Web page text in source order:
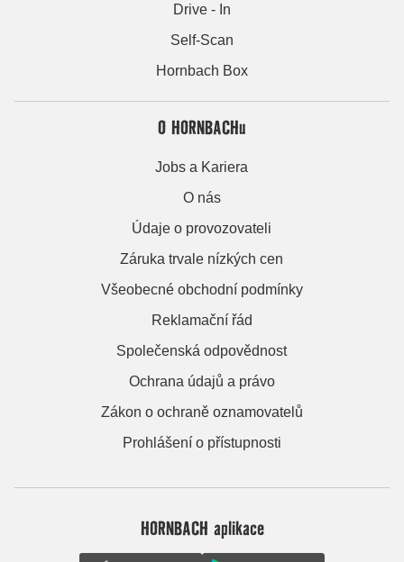
Drive - In
Self-Scan
Hornbach Box
O HORNBACHu
Jobs a Kariera
O nás
Údaje o provozovateli
Záruka trvale nízkých cen
Všeobecné obchodní podmínky
Reklamační řád
Společenská odpovědnost
Ochrana údajů a právo
Zákon o ochraně oznamovatelů
Prohlášení o přístupnosti
HORNBACH aplikace